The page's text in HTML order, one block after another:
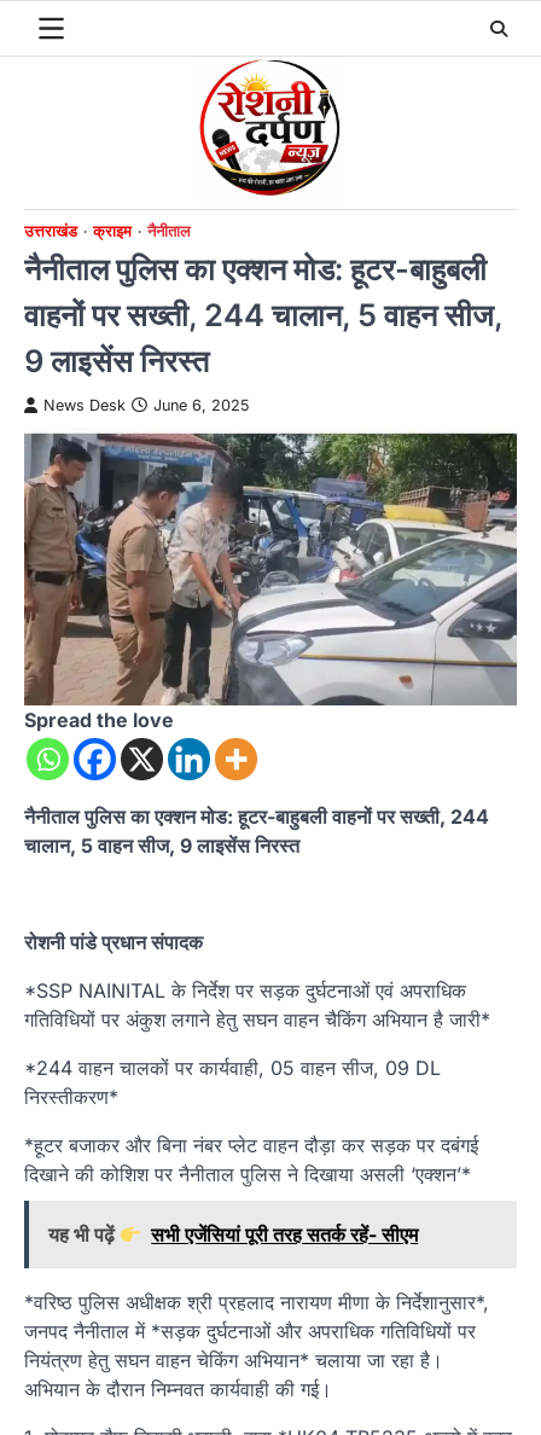
उत्तराखंड क्राइम नैनीताल
नैनीताल पुलिस का एक्शन मोड: हूटर-बाहुबली
वाहनों पर सख्ती, 244 चालान, 5 वाहन सीज,
9 लाइसेंस निरस्त
News Desk June 6, 2025
Spread the love
नैनीताल पुलिस का एक्शन मोड: हूटर-बाहुबली वाहनों पर सख्ती, 244
चालान, 5 वाहन सीज, 9 लाइसेंस निरस्त
रोशनी पांडे प्रधान संपादक
*SSP NAINITAL के निर्देश पर सड़क दुर्घटनाओं एवं अपराधिक
गतिविधियों पर अंकुश लगाने हेतु सघन वाहन चैकिंग अभियान है जारी*
*244 वाहन चालकों पर कार्यवाही, 05 वाहन सीज, 09 DL
निरस्तीकरण*
*हूटर बजाकर और बिना नंबर प्लेट वाहन दौड़ा कर सड़क पर दबंगई
दिखाने की कोशिश पर नैनीताल पुलिस ने दिखाया असली ‘एक्शन’*
यह भी पढ़ें सभी एजेंसियां पूरी तरह सतर्क रहें- सीएम
*वरिष्ठ पुलिस अधीक्षक श्री प्रहलाद नारायण मीणा के निर्देशानुसार*,
जनपद नैनीताल में *सड़क दुर्घटनाओं और अपराधिक गतिविधियों पर
नियंत्रण हेतु सघन वाहन चेकिंग अभियान* चलाया जा रहा है।
अभियान के दौरान निम्नवत कार्यवाही की गई।